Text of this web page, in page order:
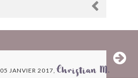
05 JANVIER 2017,Christian M.